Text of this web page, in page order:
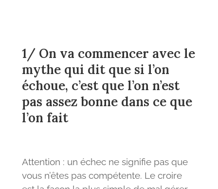
1/ On va commencer avec le
mythe qui dit que si l’on
échoue, c’est que l’on n’est
pas assez bonne dans ce que
l’on fait
Attention : un échec ne signifie pas que
vous n’êtes pas compétente. Le croire